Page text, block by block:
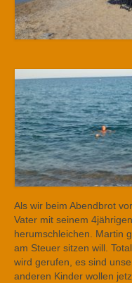
Als wir beim Abendbrot
Vater mit seinem
herumschleichen. Martin
am Steuer sitzen will.
wird gerufen, es sind
anderen Kinder wollen